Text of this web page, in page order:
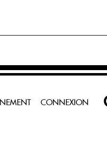
CONNEXION